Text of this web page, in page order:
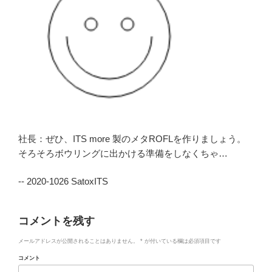
社長：ぜひ、ITS more 製のメタROFLを作りましょう。
そろそろボウリングに出かける準備をしなくちゃ…
-- 2020-1026 SatoxITS
コメントを残す
メールアドレスが公開されることはありません。 * が付いている欄は必須項目です
コメント